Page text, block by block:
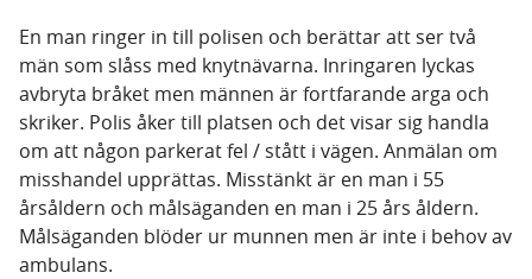
En man ringer in till polisen och berättar att ser två
män som slåss med knytnävarna. Inringaren lyckas
avbryta bråket men männen är fortfarande arga och
skriker. Polis åker till platsen och det visar sig handla
om att någon parkerat fel / stått i vägen. Anmälan om
misshandel upprättas. Misstänkt är en man i 55
årsåldern och målsäganden en man i 25 års åldern.
Målsäganden blöder ur munnen men är inte i behov av
ambulans.